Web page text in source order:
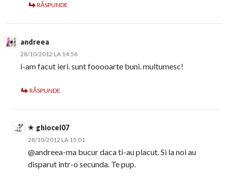
RĂSPUNDE
andreea
28/10/2012 LA 14:56
i-am facut ieri. sunt fooooarte buni. multumesc!
RĂSPUNDE
ghiocel07
28/10/2012 LA 15:01
@andreea-ma bucur daca ti-au placut. Si la noi au
disparut intr-o secunda. Te pup.